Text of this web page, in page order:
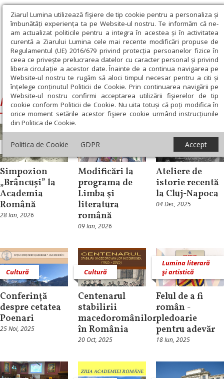
Ziarul Lumina utilizează fişiere de tip cookie pentru a personaliza și
îmbunătăți experiența ta pe Website-ul nostru. Te informăm că ne-
am actualizat politicile pentru a integra în acestea și în activitatea
curentă a Ziarului Lumina cele mai recente modificări propuse de
Regulamentul (UE) 2016/679 privind protecția persoanelor fizice în
ceea ce privește prelucrarea datelor cu caracter personal și privind
libera circulație a acestor date. Înainte de a continua navigarea pe
Website-ul nostru te rugăm să aloci timpul necesar pentru a citi și
înțelege conținutul Politicii de Cookie. Prin continuarea navigării pe
Website-ul nostru confirmi acceptarea utilizării fişierelor de tip
cookie conform Politicii de Cookie. Nu uita totuși că poți modifica în
orice moment setările acestor fişiere cookie urmând instrucțiunile
din Politica de Cookie.
Politica de Cookie GDPR Accept
Ziarul Lumina › Ioan Aurel Pop
Ioan Aurel Pop
Cultură
Simpozion
„Brâncuși” la
Academia
Română
28 Ian, 2026
Educaţie
Modificări la
programa de
Limba şi
literatura
română
09 Ian, 2026
Ateliere de
istorie recentă
la Cluj-Napoca
04 Dec, 2025
Cultură
Conferință
despre cetatea
Poenari
25 Noi, 2025
Cultură
Centenarul
stabilirii
macedoromânilor
în România
20 Oct, 2025
Lumina literară
şi artistică
Felul de a fi
român -
pledoarie
pentru adevăr
18 Iun, 2025